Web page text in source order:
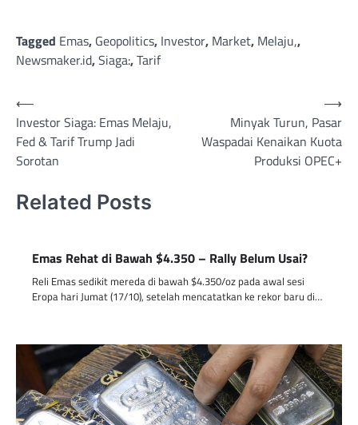
Tagged Emas, Geopolitics, Investor, Market, Melaju,,
Newsmaker.id,Siaga:,Tarif
Post
navigation
⟵
Investor Siaga: Emas Melaju,
Fed & Tarif Trump Jadi
Sorotan
Minyak Turun, Pasar
Waspadai Kenaikan Kuota
Produksi OPEC+
⟶
Related Posts
Emas Rehat di Bawah $4.350 – Rally Belum Usai?
Reli Emas sedikit mereda di bawah $4.350/oz pada awal sesi
Eropa hari Jumat (17/10), setelah mencatatkan ke rekor baru di…